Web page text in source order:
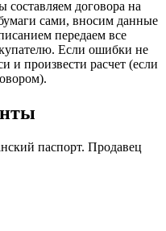
составляем договора на
сами, вносим данные
передаем все
Если ошибки не
и произвести расчет (если
паспорт. Продавец